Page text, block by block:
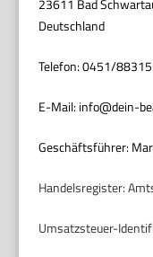
Deutschland
Telefon: 0451/
E-Mail: info@dein-
Geschäftsführer:
Handelsregister:
Umsatzsteuer-